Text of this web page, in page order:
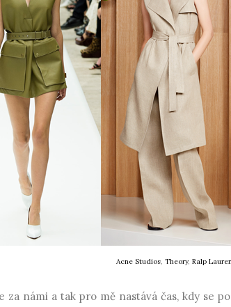
Acne Studios, Theory, Ralp
za námi a tak pro mě nastává čas, kdy se